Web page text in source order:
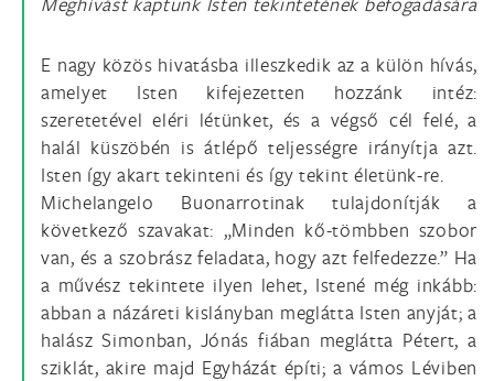
E nagy közös hivatásba illeszkedik az a külön hívás,
amelyet Isten kifejezetten hozzánk intéz:
szeretetével eléri létünket, és a végső cél felé, a
halál küszöbén is átlépő teljességre irányítja azt.
Isten így akart tekinteni és így tekint életünk-re.
Michelangelo Buonarrotinak tulajdonítják a
következő szavakat: „Minden kő-tömbben szobor
van, és a szobrász feladata, hogy azt felfedezze.” Ha
a művész tekintete ilyen lehet, Istené még inkább:
abban a názáreti kislányban meglátta Isten anyját; a
halász Simonban, Jónás fiában meglátta Pétert, a
sziklát, akire majd Egyházát építi; a vámos Léviben